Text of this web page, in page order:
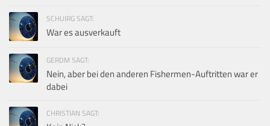
SCHUIRG SAGT:
War es ausverkauft
GERDM SAGT:
Nein, aber bei den anderen Fishermen-Auftritten war er
dabei
CHRISTIAN SAGT: